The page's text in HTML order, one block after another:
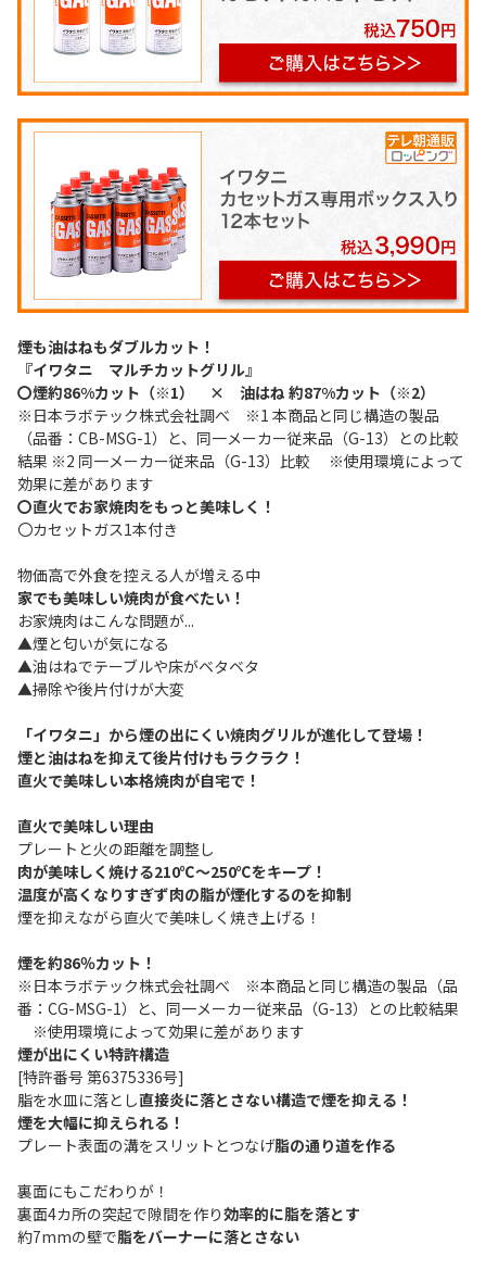
煙も油はねもダブルカット！
『イワタニ マルチカットグリル』
〇煙約86%カット（※1） × 油はね 約87%カット（※2）
※日本ラボテック株式会社調べ ※1 本商品と同じ構造の製品
（品番：CB-MSG-1）と、同一メーカー従来品（G-13）との比較
結果 ※2 同一メーカー従来品（G-13）比較 ※使用環境によって
効果に差があります
〇直火でお家焼肉をもっと美味しく！
〇カセットガス1本付き
物価高で外食を控える人が増える中
家でも美味しい焼肉が食べたい！
お家焼肉はこんな問題が...
▲煙と匂いが気になる
▲油はねでテーブルや床がベタベタ
▲掃除や後片付けが大変
「イワタニ」から煙の出にくい焼肉グリルが進化して登場！
煙と油はねを抑えて後片付けもラクラク！
直火で美味しい本格焼肉が自宅で！
直火で美味しい理由
プレートと火の距離を調整し
肉が美味しく焼ける210℃～250℃をキープ！
温度が高くなりすぎず肉の脂が煙化するのを抑制
煙を抑えながら直火で美味しく焼き上げる！
煙を約86％カット！
※日本ラボテック株式会社調べ ※本商品と同じ構造の製品（品
番：CG-MSG-1）と、同一メーカー従来品（G-13）との比較結果
※使用環境によって効果に差があります
煙が出にくい特許構造
[特許番号 第6375336号]
脂を水皿に落とし直接炎に落とさない構造で煙を抑える！
煙を大幅に抑えられる！
プレート表面の溝をスリットとつなげ脂の通り道を作る
裏面にもこだわりが！
裏面4カ所の突起で隙間を作り効率的に脂を落とす
約7mmの壁で脂をバーナーに落とさない